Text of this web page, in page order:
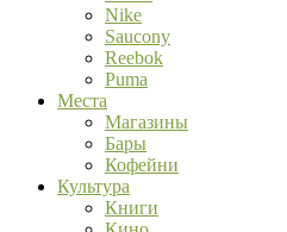
Nike
Saucony
Reebok
Puma
Места
Магазины
Бары
Кофейни
Культура
Книги